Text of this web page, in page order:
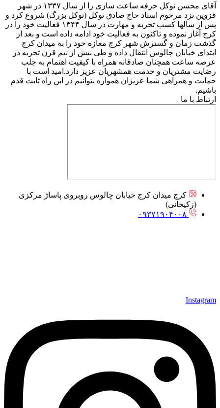
آقای محسن توکل حرفه ساعت سازی را از سال ۱۳۳۷ در شهر
قزوین نزد مرحوم استاد حاج صادق توکل (توکل بزرگ) شروع کرد و
پس از سالها کسب تجربه و مهارت در سال ۱۳۴۴ فعالیت خود را در
کرج آغاز نموده و تاکنون به فعالیت خود ادامه داده است و بعد از
گذشت زمان و گسترش شهر کرج مغازه خود را به میدان کرج
ابتدای خیابان چالوس انتقال داده و طی بیش از نیم قرن تجربه در
عرصه ساعت همچنان صادقانه همراه با کیفیت اهتمام به جلب
رضایت مشتریان و خدمت همشهریان عزیز دارد.امید است با
حمایت و همراهی شما عزیزان همواره بتوانیم در این راه ثابت قدم
باشیم.
ارتباط با ما
کرج میدان کرج خیابان چالوس روبروی پاساژ مرکزی
(زکیخانی)
۰۹۳۷۱۹۰۴۰۰۸
Instagram